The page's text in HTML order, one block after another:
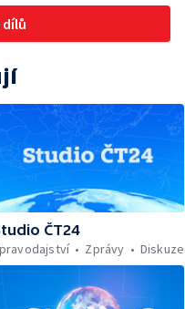
dílů
ČT24
Zprávy Diskuze